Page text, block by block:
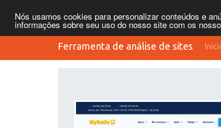
Nós usamos cookies para personalizar conteúdos e
informações sobre seu uso do nosso site com os
Ferramenta de análise de sites